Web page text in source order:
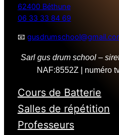
62400 Béthune
06 33 33 84 69
📧
Sarl gus drum school –
NAF:8552Z | numéro
Cours de Batterie
Salles de répétition
Professeurs